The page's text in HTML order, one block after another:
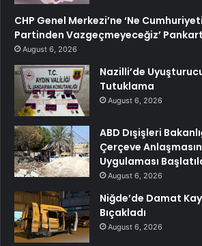
CHP Genel Merkezi’ne ‘Ne
Partinden Vazgeçmeyeceğiz’
August 6, 2026
Nazilli’de
Tutuklama
August 6, 2026
ABD Dışişleri
Çerçeve
Uygulaması
August 6, 2026
Niğde’de Damat
Bıçakladı
August 6, 2026